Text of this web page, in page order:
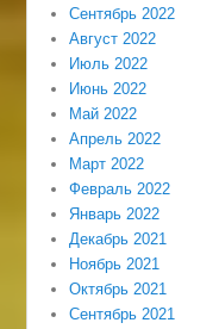
Сентябрь 2022
Август 2022
Июль 2022
Июнь 2022
Май 2022
Апрель 2022
Март 2022
Февраль 2022
Январь 2022
Декабрь 2021
Ноябрь 2021
Октябрь 2021
Сентябрь 2021